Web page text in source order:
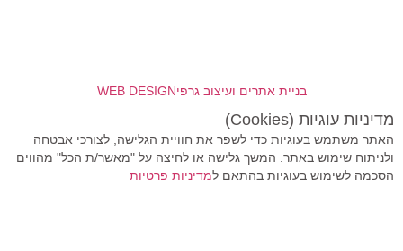
בניית אתרים ועיצוב גרפיWEB DESIGN
מדיניות עוגיות (Cookies)
האתר משתמש בעוגיות כדי לשפר את חוויית הגלישה, לצורכי אבטחה
ולניתוח שימוש באתר. המשך גלישה או לחיצה על "מאשר/ת הכל" מהווים
הסכמה לשימוש בעוגיות בהתאם ל מדיניות פרטיות